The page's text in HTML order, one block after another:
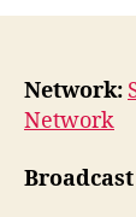
Network:
Network